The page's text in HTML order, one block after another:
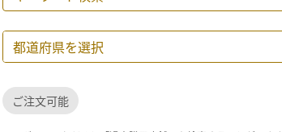
ご注文可能